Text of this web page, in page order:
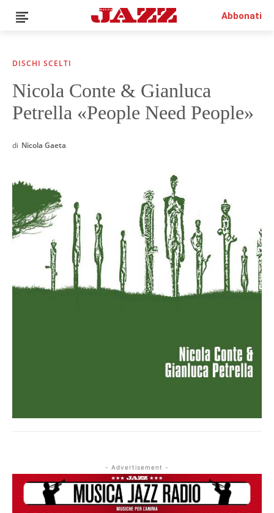
News
Interviste
Rubriche
Negozio
Area riservata
Italiano
€0.00
Abbonati
DISCHI SCELTI
Nicola Conte & Gianluca
Petrella «People Need People»
di Nicola Gaeta
- Advertisement -